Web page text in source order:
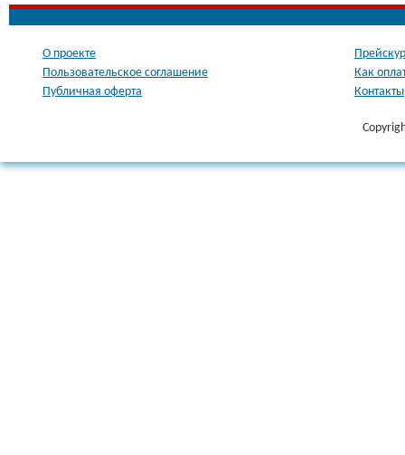
О проекте
Пользовательское соглашение
Публичная оферта
Как
Контакты